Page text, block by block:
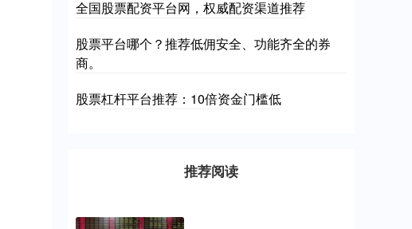
全国股票配资平台网，权威配资渠道推荐
股票平台哪个？推荐低佣安全、功能齐全的券
商。
股票杠杆平台推荐：10倍资金门槛低
推荐阅读